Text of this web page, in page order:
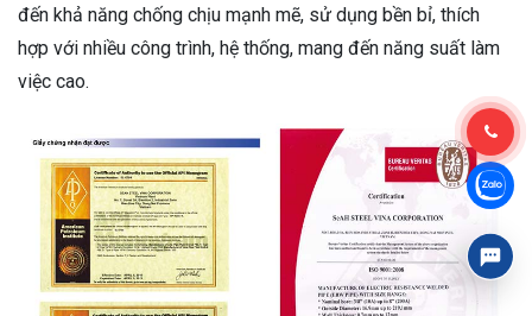
đến khả năng chống chịu mạnh mẽ, sử dụng bền bỉ, thích
hợp với nhiều công trình, hệ thống, mang đến năng suất làm
việc cao.